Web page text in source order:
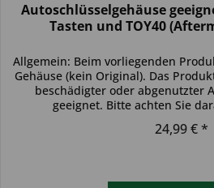
Autoschlüsselgehäuse
Tasten und TOY40
Allgemein: Beim vorliegenden
Gehäuse (kein Original). Das
beschädigter oder abgenutzter
geeignet. Bitte achten Sie
24,99 € *